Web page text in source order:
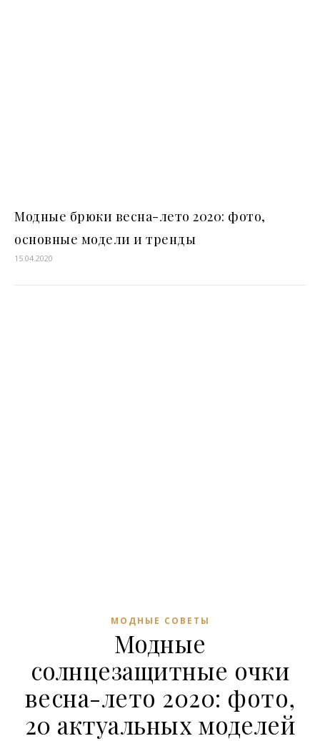
Модные брюки весна-лето 2020: фото,
основные модели и тренды
15.04.2020
МОДНЫЕ СОВЕТЫ
Модные
солнцезащитные очки
весна-лето 2020: фото,
20 актуальных моделей